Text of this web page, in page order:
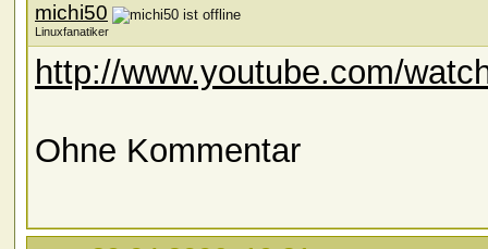
michi50
Linuxfanatiker
http://www.youtube.com/
Ohne Kommentar